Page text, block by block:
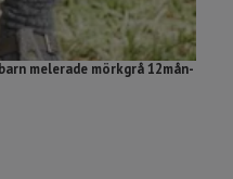
melerade mörkgrå 12mån-